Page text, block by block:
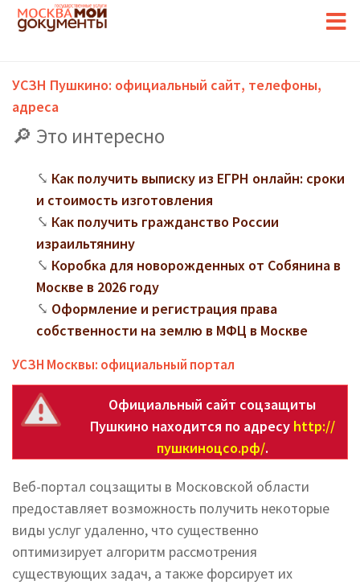
УСЗН Пушкино: официальный сайт, телефоны,
адреса
Это интересно
Как получить выписку из ЕГРН онлайн: сроки
и стоимость изготовления
Как получить гражданство России
израильтянину
Коробка для новорожденных от Собянина в
Москве в 2026 году
Оформление и регистрация права
собственности на землю в МФЦ в Москве
УСЗН Москвы: официальный портал
Официальный сайт соцзащиты
Пушкино находится по адресу http://
пушкиноцсо.рф/.
Веб-портал соцзащиты в Московской области
предоставляет возможность получить некоторые
виды услуг удаленно, что существенно
оптимизирует алгоритм рассмотрения
существующих задач, а также форсирует их